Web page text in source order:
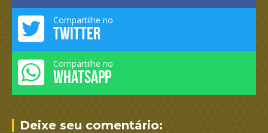
Compartilhe no
TWITTER
Compartilhe no
WHATSAPP
Deixe seu comentário: